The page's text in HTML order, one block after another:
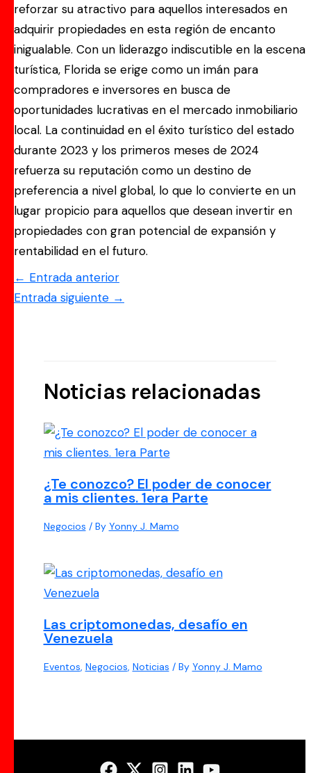
reforzar su atractivo para aquellos interesados en
adquirir propiedades en esta región de encanto
inigualable. Con un liderazgo indiscutible en la escena
turística, Florida se erige como un imán para
compradores e inversores en busca de
oportunidades lucrativas en el mercado inmobiliario
local. La continuidad en el éxito turístico del estado
durante 2023 y los primeros meses de 2024
refuerza su reputación como un destino de
preferencia a nivel global, lo que lo convierte en un
lugar propicio para aquellos que desean invertir en
propiedades con gran potencial de expansión y
rentabilidad en el futuro.
← Entrada anterior
Entrada siguiente →
Noticias relacionadas
¿Te conozco? El poder de conocer
a mis clientes. 1era Parte
Negocios / By Yonny J. Mamo
Las criptomonedas, desafío en
Venezuela
Eventos, Negocios, Noticias / By Yonny J. Mamo